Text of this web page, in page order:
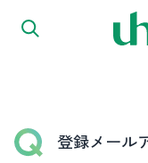
登録メール